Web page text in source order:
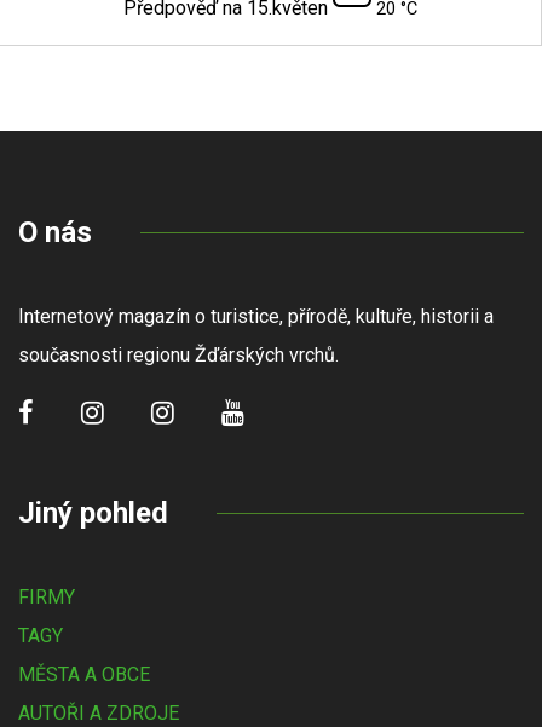
Předpověď na 15.květen 20 °C
O nás
Internetový magazín o turistice, přírodě, kultuře, historii a
současnosti regionu Žďárských vrchů.
Jiný pohled
FIRMY
TAGY
MĚSTA A OBCE
AUTOŘI A ZDROJE